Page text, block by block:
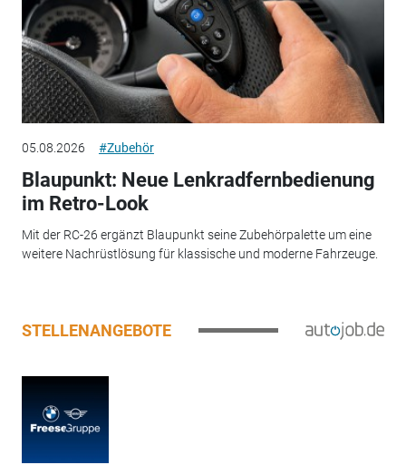
05.08.2026 #Zubehör
Blaupunkt: Neue Lenkradfernbedienung
im Retro-Look
Mit der RC-26 ergänzt Blaupunkt seine Zubehörpalette um eine
weitere Nachrüstlösung für klassische und moderne Fahrzeuge.
STELLENANGEBOTE